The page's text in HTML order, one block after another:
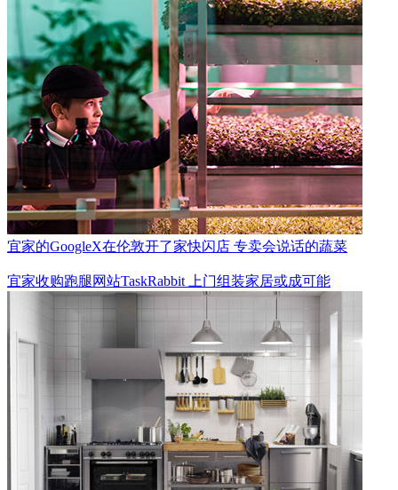
宜家的GoogleX在伦敦开了家快闪店 专卖会说话的蔬菜